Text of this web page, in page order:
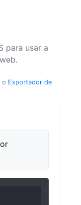
para usar a
o Exportador de